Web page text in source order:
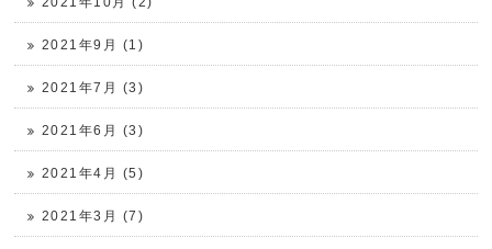
2021年9月 (1)
2021年7月 (3)
2021年6月 (3)
2021年4月 (5)
2021年3月 (7)